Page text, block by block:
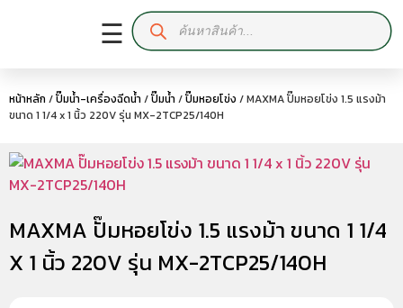
☰
หน้าหลัก /ปั๊มน้ำ-เครื่องฉีดน้ำ /ปั๊มน้ำ /ปั๊มหอยโข่ง / MAXMA ปั๊มหอยโข่ง 1.5 แรงม้า
ขนาด 1 1/4 x 1 นิ้ว 220V รุ่น MX-2TCP25/140H
MAXMA ปั๊มหอยโข่ง 1.5 แรงม้า ขนาด 1 1/4
X 1 นิ้ว 220V รุ่น MX-2TCP25/140H